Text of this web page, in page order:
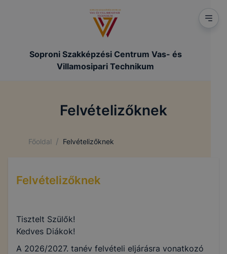
Soproni Szakképzési Centrum Vas- és
Villamosipari Technikum
Felvételizőknek
Főoldal / Felvételizőknek
Felvételizőknek
Tisztelt Szülők!
Kedves Diákok!
A 2026/2027. tanév felvételi eljárásra vonatkozó